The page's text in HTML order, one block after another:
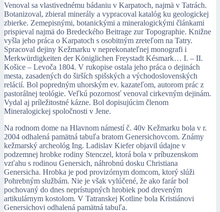
Venoval sa vlastivednému bádaniu v Karpatoch, najmä v Tatrách.
Botanizoval, zbieral minerály a vypracoval katalóg ku geologickej
zbierke. Zemepisnými, botanickými a mineralogickými článkami
prispieval najmä do Bredeckého Beitrage zur Topographie. Knižne
vyšla jeho práca o Karpatoch s osobitným zreteľom na Tatry.
Spracoval dejiny Kežmarku v neprekonateľnej monografi i
Merkwürdigkeiten der Königlichen Freystadt Késmark… I. – II.
Košice – Levoča 1804. V rukopise ostala jeho práca o dejinách
mesta, zasadených do širších spišských a východoslovenských
relácií. Bol popredným uhorským ev. kazateľom, autorom prác z
pastorálnej teológie. Veľkú pozornosť venoval cirkevným dejinám.
Vydal aj príležitostné kázne. Bol dopisujúcim členom
Mineralogickej spoločnosti v Jene.
Na rodnom dome na Hlavnom námestí č. 40v Kežmarku bola v r.
2004 odhalená pamätná tabuľa bratom Genersichovcom. Známy
kežmarský archeológ Ing. Ladislav Kiefer objavil údajne v
podzemnej hrobke rodiny Stenczel, ktorá bola v príbuzenskom
vzťahu s rodinou Genersich, náhrobnú dosku Christiana
Genersicha. Hrobka je pod provizórnym domcom, ktorý slúži
Pohrebným službám. Nie je však vylúčené, že ako farár bol
pochovaný do dnes neprístupných hrobiek pod dreveným
artikulárnym kostolom. V Tatranskej Kotline bola Kristiánovi
Genersichovi odhalená pamätná tabuľa.